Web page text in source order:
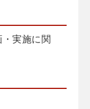
実施に関